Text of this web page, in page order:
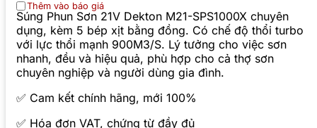
Thêm vào báo giá
Súng Phun Sơn 21V Dekton M21-SPS1000X chuyên
dụng, kèm 5 bép xịt bằng đồng. Có chế độ thổi turbo
với lực thổi mạnh 900M3/S. Lý tưởng cho việc sơn
nhanh, đều và hiệu quả, phù hợp cho cả thợ sơn
chuyên nghiệp và người dùng gia đình.
✅ Cam kết chính hãng, mới 100%
✅ Hóa đơn VAT, chứng từ đầy đủ